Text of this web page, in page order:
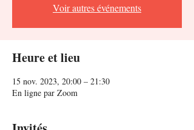
Voir autres événements
Heure et lieu
15 nov. 2023, 20:00 – 21:30
En ligne par Zoom